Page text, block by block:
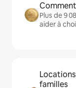
Plus de 9
aider à
familles